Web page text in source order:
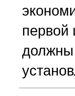
первой
должны